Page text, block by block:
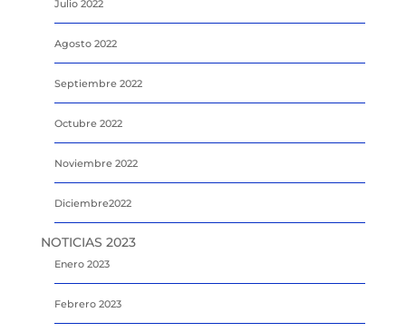
Julio 2022
Agosto 2022
Septiembre 2022
Octubre 2022
Noviembre 2022
Diciembre2022
NOTICIAS 2023
Enero 2023
Febrero 2023